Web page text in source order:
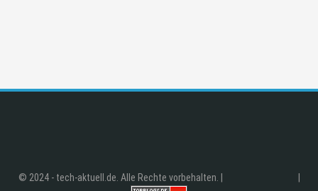
© 2024 - tech-aktuell.de. Alle Rechte vorbehalten. |